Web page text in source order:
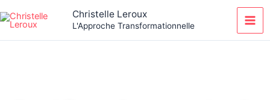
au
Christelle Leroux
L'Approche Transformationnelle